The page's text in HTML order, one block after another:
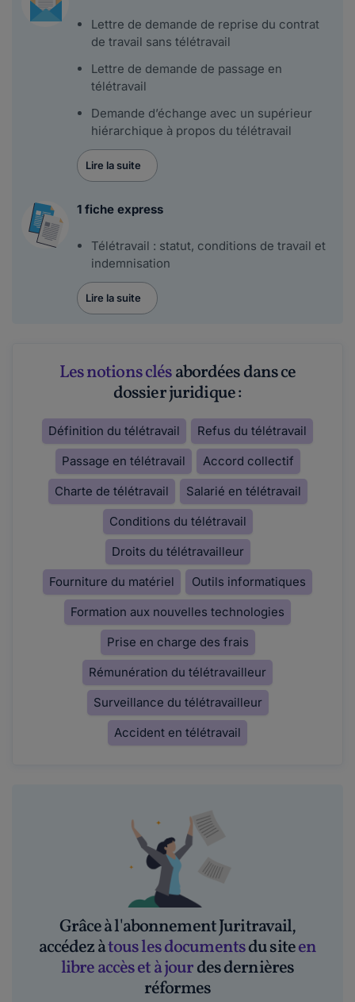
Lettre de demande de reprise du contrat
de travail sans télétravail
Lettre de demande de passage en
télétravail
Demande d’échange avec un supérieur
hiérarchique à propos du télétravail
Lire la suite
1 fiche express
Télétravail : statut, conditions de travail et
indemnisation
Lire la suite
Les notions clésabordées dans ce
dossier juridique :
Définition du télétravail
Refus du télétravail
Passage en télétravail
Accord collectif
Charte de télétravail
Salarié en télétravail
Conditions du télétravail
Droits du télétravailleur
Fourniture du matériel
Outils informatiques
Formation aux nouvelles technologies
Prise en charge des frais
Rémunération du télétravailleur
Surveillance du télétravailleur
Accident en télétravail
Grâce à l'abonnement Juritravail,
accédez àtous les documentsdu siteen
libre accès et à jourdes dernières
réformes